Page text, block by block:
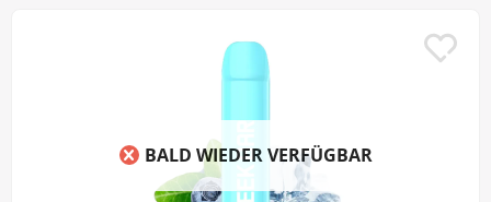
BALD WIEDER VERFÜGBAR